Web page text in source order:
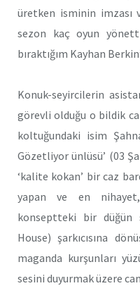
üretken isminin imzası
sezon kaç oyun
bıraktığım Kayhan
Konuk-seyircilerin
görevli olduğu o bildik
koltuğundaki isim
Gözetliyor ünlüsü’ (03
‘kalite kokan’ bir caz
yapan ve en
konseptteki bir düğün
House) şarkıcısına
maganda kurşunları
sesini duyurmak üzere